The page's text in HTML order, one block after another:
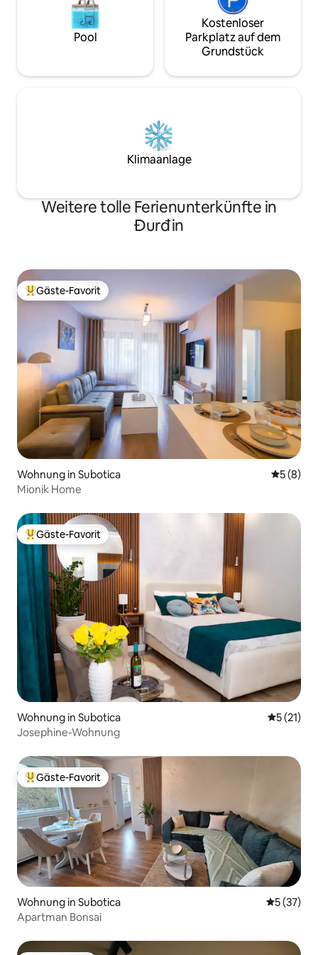
Pool
Kostenloser
Parkplatz auf dem
Grundstück
Klimaanlage
Weitere tolle Ferienunterkünfte in
Đurđin
Beliebter Gäste-Favorit.
Gäste-Favorit
Wohnung in Subotica
5 (8)
Mionik Home
Beliebter Gäste-Favorit.
Gäste-Favorit
Wohnung in Subotica
5 (21)
Josephine-Wohnung
Beliebter Gäste-Favorit.
Gäste-Favorit
Wohnung in Subotica
5 (37)
Apartman Bonsai